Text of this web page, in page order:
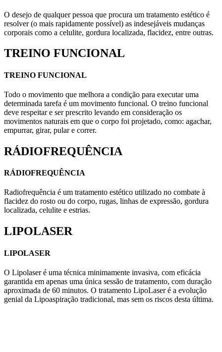
O desejo de qualquer pessoa que procura um tratamento estético é
resolver (o mais rapidamente possível) as indesejáveis mudanças
corporais como a celulite, gordura localizada, flacidez, entre outras.
TREINO FUNCIONAL
TREINO FUNCIONAL
Todo o movimento que melhora a condição para executar uma
determinada tarefa é um movimento funcional. O treino funcional
deve respeitar e ser prescrito levando em consideração os
movimentos naturais em que o corpo foi projetado, como: agachar,
empurrar, girar, pular e correr.
RÁDIOFREQUÊNCIA
RÁDIOFREQUÊNCIA
Radiofrequência é um tratamento estético utilizado no combate à
flacidez do rosto ou do corpo, rugas, linhas de expressão, gordura
localizada, celulite e estrias.
LIPOLASER
LIPOLASER
O Lipolaser é uma técnica minimamente invasiva, com eficácia
garantida em apenas uma única sessão de tratamento, com duração
aproximada de 60 minutos. O tratamento LipoLaser é a evolução
genial da Lipoaspiração tradicional, mas sem os riscos desta última.